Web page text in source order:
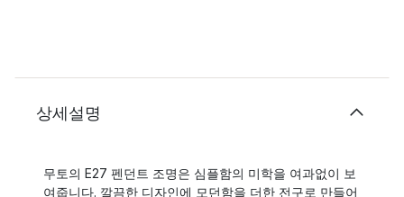
상세설명
무토의 E27 펜던트 조명은 심플함의 미학을 여과없이 보
여줍니다. 깔끔한 디자인에 모던함을 더한 전구로 만들어